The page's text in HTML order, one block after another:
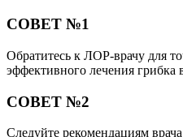
СОВЕТ №1
Обратитесь к ЛОР-врачу для
эффективного лечения грибка
СОВЕТ №2
Следуйте рекомендациям